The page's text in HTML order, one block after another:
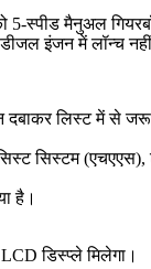
5-स्पीड मैनुअल
इंजन में लॉन्च नहीं
दबाकर लिस्ट में से
सिस्टम
है।
डिस्प्ले मिलेगा।